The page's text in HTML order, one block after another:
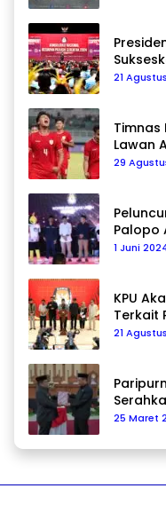
21
Timnas
Lawan
29
Palopo
Pilkada
1 Juni
KPU
Terkait
21
25 Maret